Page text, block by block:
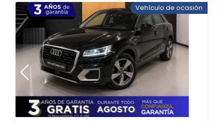
Vehículo de ocasión